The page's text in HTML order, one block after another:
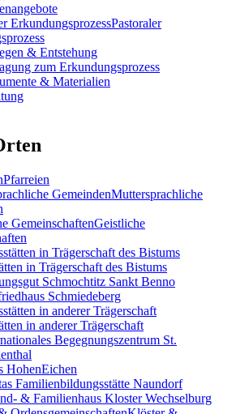
Pastoraler
& Entstehung
zum Erkundungsprozess
& Materialien
Pfarreien
Muttersprachliche
Geistliche
in Trägerschaft des Bistums
Schmochtitz Sankt Benno
Schmiedeberg
in anderer Trägerschaft
Begegnungszentrum St.
HohenEichen
Familienbildungsstätte Naundorf
& Familienhaus Kloster Wechselburg